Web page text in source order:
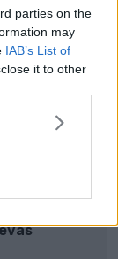
parties on the
may
IAB’s List of
it to other